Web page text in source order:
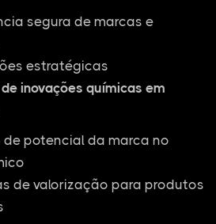
segura de marcas e
estratégicas
inovações químicas em
de potencial da marca no
de valorização para produtos